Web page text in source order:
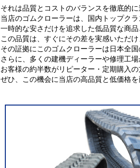
それは品質とコストのバランスを徹底的
当店のゴムクローラーは、国内トップク
一時的な安さだけを追求した低品質な商
この品質は、すぐにその差を実感いただけ
その証拠にこのゴムクローラーは日本全
さらに、多くの建機ディーラーや修理工
お客様の約半数がリピーター・定期購入
ぜひ、この機会に当店の高品質と低価格